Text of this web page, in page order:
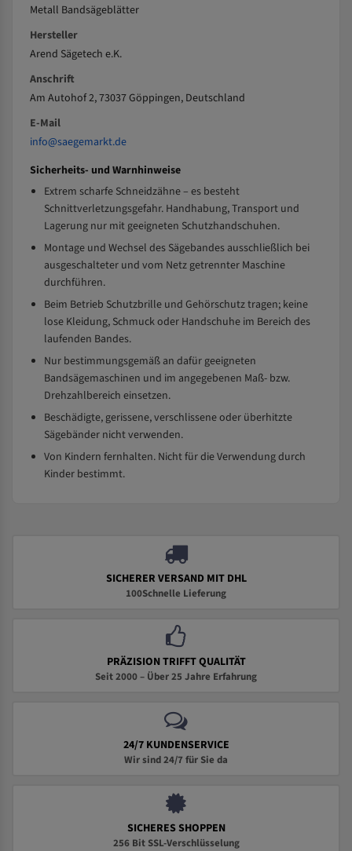
Metall Bandsägeblätter
Hersteller
Arend Sägetech e.K.
Anschrift
Am Autohof 2, 73037 Göppingen, Deutschland
E-Mail
info@saegemarkt.de
Sicherheits- und Warnhinweise
Extrem scharfe Schneidzähne – es besteht
Schnittverletzungsgefahr. Handhabung, Transport und
Lagerung nur mit geeigneten Schutzhandschuhen.
Montage und Wechsel des Sägebandes ausschließlich bei
ausgeschalteter und vom Netz getrennter Maschine
durchführen.
Beim Betrieb Schutzbrille und Gehörschutz tragen; keine
lose Kleidung, Schmuck oder Handschuhe im Bereich des
laufenden Bandes.
Nur bestimmungsgemäß an dafür geeigneten
Bandsägemaschinen und im angegebenen Maß- bzw.
Drehzahlbereich einsetzen.
Beschädigte, gerissene, verschlissene oder überhitzte
Sägebänder nicht verwenden.
Von Kindern fernhalten. Nicht für die Verwendung durch
Kinder bestimmt.
SICHERER VERSAND MIT DHL
100Schnelle Lieferung
PRÄZISION TRIFFT QUALITÄT
Seit 2000 – Über 25 Jahre Erfahrung
24/7 KUNDENSERVICE
Wir sind 24/7 für Sie da
SICHERES SHOPPEN
256 Bit SSL-Verschlüsselung